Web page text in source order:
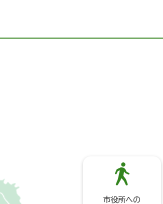
市役所への